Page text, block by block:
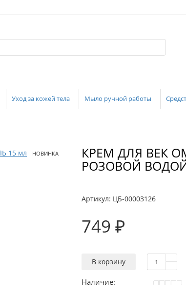
Уход за кожей тела Мыло ручной работы
НОВИНКА КРЕМ ДЛЯ ВЕК
РОЗОВОЙ
Артикул: ЦБ-00003126
749 ₽
В корзину
Наличие: